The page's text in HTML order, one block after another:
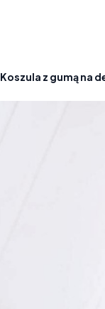
Koszula z gumą na